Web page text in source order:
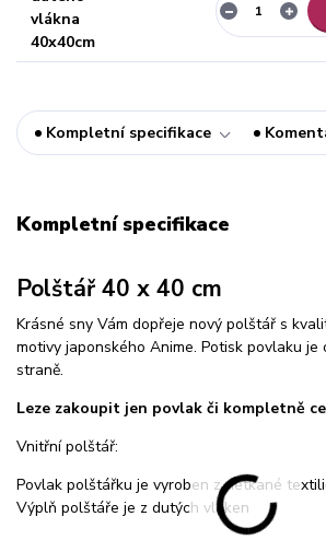
Kompletní specifikace
Kompletní specifikace
Polštář 40 x 40 cm
Krásné sny Vám dopřeje nový polštář s
motivy japonského Anime. Potisk povlaku je
straně.
Leze zakoupit jen povlak či kompletně
Vnitřní polštář:
Povlak polštářku je vyroben z netkané
Výplň polštáře je z dutých vláken